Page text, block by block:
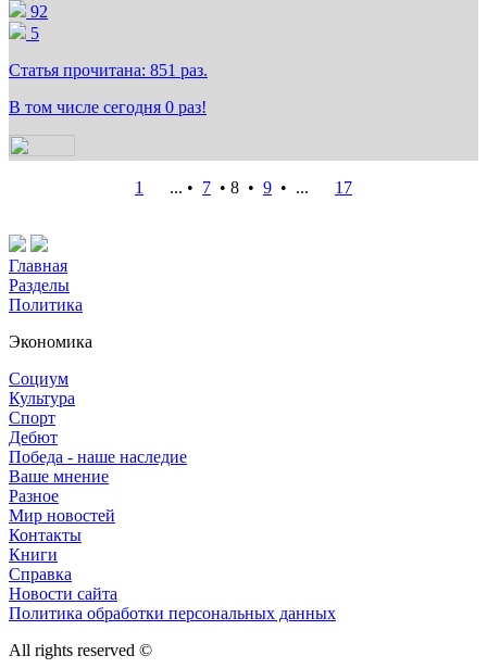
92
5
Статья прочитана: 851 раз.
В том числе сегодня 0 раз!
1 ... • 7 • 8 • 9 • ... 17
Главная
Разделы
Политика
Экономика
Социум
Культура
Спорт
Дебют
Победа - наше наследие
Ваше мнение
Разное
Мир новостей
Контакты
Книги
Справка
Новости сайта
Политика обработки персональных данных
All rights reserved ©